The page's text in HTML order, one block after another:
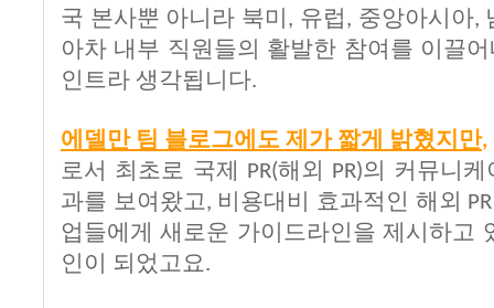
국 본사뿐 아니라 북미 , 유럽 , 중앙아시아,
아차 내부 직원들의 활발한 참여를 이끌
인트라 생각됩니다.
에델만 팀 블로그에도 제가 짧게 밝혔지만,
로서
최초로 국제 PR(해외 PR)의
커뮤니케
과를 보여왔고 , 비용대비 효과적인 해외
업들에게 새로운 가이드라인을 제시하고
인이
되었고요 .